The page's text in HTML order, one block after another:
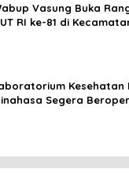
Vasung Buka
RI ke-81 di
Kesehatan
Segera